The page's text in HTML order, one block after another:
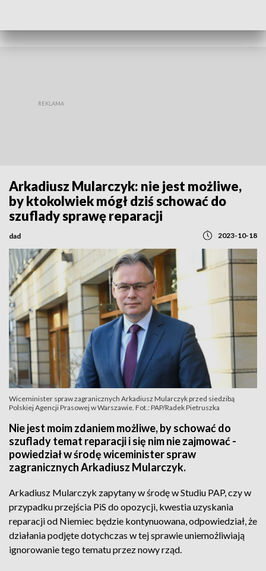
Arkadiusz Mularczyk: nie jest możliwe,
by ktokolwiek mógł dziś schować do
szuflady sprawę reparacji
dad 2023-10-18
Wiceminister spraw zagranicznych Arkadiusz Mularczyk przed siedzibą
Polskiej Agencji Prasowej w Warszawie. Fot.: PAP/Radek Pietruszka
Nie jest moim zdaniem możliwe, by schować do
szuflady temat reparacji i się nim nie zajmować -
powiedział w środę wiceminister spraw
zagranicznych Arkadiusz Mularczyk.
Arkadiusz Mularczyk zapytany w środę w Studiu PAP, czy w
przypadku przejścia PiS do opozycji, kwestia uzyskania
reparacji od Niemiec będzie kontynuowana, odpowiedział, że
działania podjęte dotychczas w tej sprawie uniemożliwiają
ignorowanie tego tematu przez nowy rząd.